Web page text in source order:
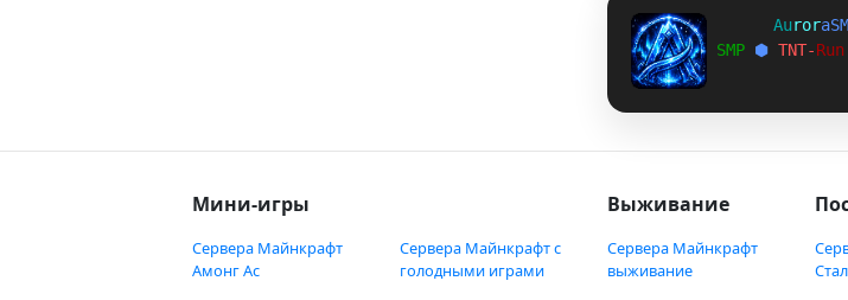
AuroraSM
SMP ⬢ TNT-Run
Мини-игры
Сервера Майнкрафт
Амонг Ас
Сервера Майнкрафт с
голодными играми
Выживание
Сервера Майнкрафт
выживание